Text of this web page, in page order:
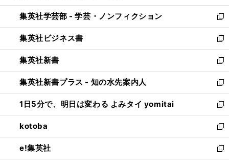
開
く
ウ
で
開
く
ン
ド
ウ
で
開
く
ウ
ィ
ン
ド
ウ
で
開
く
集英社学芸部 - 学芸・ノンフィクション
新
し
い
ウ
ィ
ン
ド
ウ
で
開
く
集英社ビジネス書
新
し
い
ウ
ィ
ン
ド
ウ
で
開
く
集英社新書
新
し
い
ウ
ィ
ン
ド
ウ
で
開
集英社新書プラス - 知の水先案内人
新
し
い
ウ
ィ
ン
ド
ウ
1日5分で、明日は変わる よみタイ yomitai
新
し
い
ウ
ィ
ン
kotoba
新
し
い
ウ
e!集英社
新
し